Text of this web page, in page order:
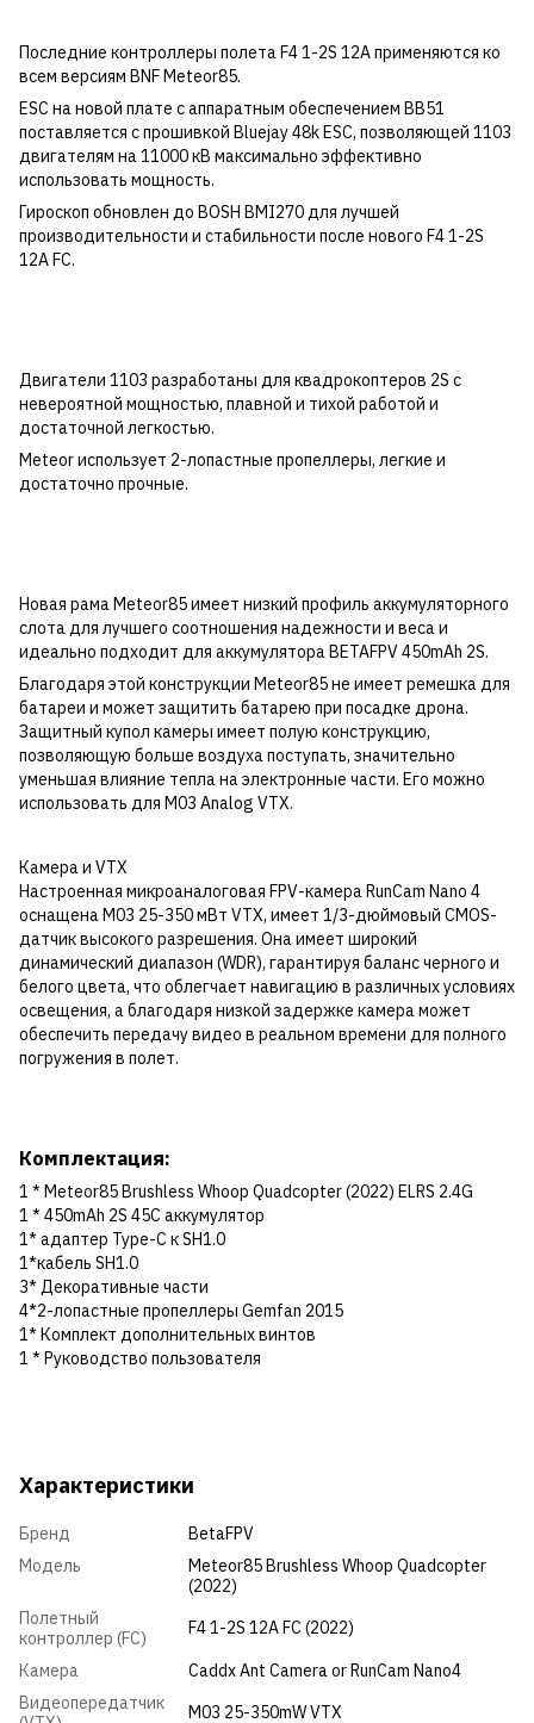
Последние контроллеры полета F4 1-2S 12A применяются ко
всем версиям BNF Meteor85.
ESC на новой плате с аппаратным обеспечением BB51
поставляется с прошивкой Bluejay 48k ESC, позволяющей 1103
двигателям на 11000 кВ максимально эффективно
использовать мощность.
Гироскоп обновлен до BOSH BMI270 для лучшей
производительности и стабильности после нового F4 1-2S
12A FC.
Двигатели 1103 разработаны для квадрокоптеров 2S с
невероятной мощностью, плавной и тихой работой и
достаточной легкостью.
Meteor использует 2-лопастные пропеллеры, легкие и
достаточно прочные.
Новая рама Meteor85 имеет низкий профиль аккумуляторного
слота для лучшего соотношения надежности и веса и
идеально подходит для аккумулятора BETAFPV 450mAh 2S.
Благодаря этой конструкции Meteor85 не имеет ремешка для
батареи и может защитить батарею при посадке дрона.
Защитный купол камеры имеет полую конструкцию,
позволяющую больше воздуха поступать, значительно
уменьшая влияние тепла на электронные части. Его можно
использовать для M03 Analog VTX.
Камера и VTX
Настроенная микроаналоговая FPV-камера RunCam Nano 4
оснащена M03 25-350 мВт VTX, имеет 1/3-дюймовый CMOS-
датчик высокого разрешения. Она имеет широкий
динамический диапазон (WDR), гарантируя баланс черного и
белого цвета, что облегчает навигацию в различных условиях
освещения, а благодаря низкой задержке камера может
обеспечить передачу видео в реальном времени для полного
погружения в полет.
Комплектация:
1 * Meteor85 Brushless Whoop Quadcopter (2022) ELRS 2.4G
1 * 450mAh 2S 45C аккумулятор
1* адаптер Type-C к SH1.0
1*кабель SH1.0
3* Декоративные части
4*2-лопастные пропеллеры Gemfan 2015
1* Комплект дополнительных винтов
1 * Руководство пользователя
Характеристики
Бренд
BetaFPV
Модель
Meteor85 Brushless Whoop Quadcopter
(2022)
Полетный
контроллер (FC)
F4 1-2S 12A FC (2022)
Камера
Caddx Ant Camera or RunCam Nano4
Видеопередатчик
M03 25-350mW VTX